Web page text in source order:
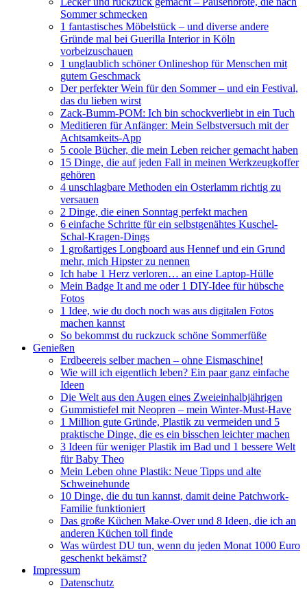
Sommer schmecken
1 fantastisches Möbelstück – und diverse andere
Gründe mal bei Guerilla Interior in Köln
vorbeizuschauen
1 unglaublich schöner Onlineshop für Menschen mit
gutem Geschmack
Der perfekter Wein für den Sommer – und ein Festival,
das du lieben wirst
Zack-Bumm-POM: Ich bin schockverliebt in ein Tuch
Meditieren für Anfänger: Mein Selbstversuch mit der
Achtsamkeits-App
5 coole Bücher, die mein Leben reicher gemacht haben
15 Dinge, die auf jeden Fall in meinen Werkzeugkoffer
gehören
4 unschlagbare Methoden ein Osterlamm richtig zu
versauen
2 Dinge, die einen Sonntag perfekt machen
6 einfache Schritte für ein selbstgenähtes Kuschel-
Schal-Kragen-Dings
1 großartiges Longboard aus Hennef und ein Grund
mehr, mich Hipster zu nennen
Ich habe 1 Herz verloren… an eine Laptop-Hülle
Mein Badge It and me oder 1 DIY-Idee für hübsche
Fotos
1 Idee, wie du doch noch was aus digitalen Fotos
machen kannst
So bekommst du ruckzuck schöne Sommerfüße
Genießen
Erdbeereis selber machen – ohne Eismaschine!
Wie will ich eigentlich leben? Ein paar ganz einfache
Ideen
Die Welt aus den Augen eines Zweieinhalbjährigen
Gummistiefel mit Neopren – mein Winter-Must-Have
1 Million gute Gründe, Plastik zu vermeiden und 5
praktische Dinge, die es ein bisschen leichter machen
3 Ideen für weniger Plastik im Bad und 1 bessere Welt
für Baby Theo
Mein Leben ohne Plastik: Neue Tipps und alte
Schweinehunde
10 Dinge, die du tun kannst, damit deine Patchwork-
Familie funktioniert
Das große Küchen Make-Over und 8 Ideen, die ich an
anderen Küchen toll finde
Was würdest DU tun, wenn du jeden Monat 1000 Euro
geschenkt bekämst?
Impressum
Datenschutz